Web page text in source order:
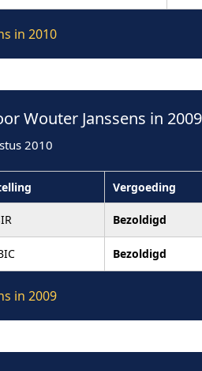
in 2010
Wouter Janssens in 2009
2010
Vergoeding
Bezoldigd
Bezoldigd
in 2009